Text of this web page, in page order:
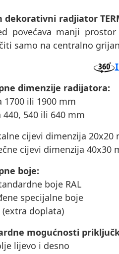
dekorativni radjiator
povećava manji
samo na centralno
dimenzije radijatora:
1700 ili 1900 mm
440, 540 ili 640 mm
cijevi dimenzija 20x20
cijevi dimenzija 40x30
boje:
boje RAL
specijalne boje
doplata)
mogućnosti
lijevo i desno